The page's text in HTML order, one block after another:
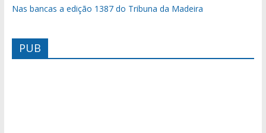
Nas bancas a edição 1387 do Tribuna da Madeira
PUB